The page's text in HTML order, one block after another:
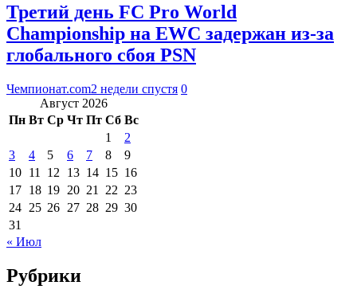
Третий день FC Pro World
Championship на EWC задержан из-за
глобального сбоя PSN
Чемпионат.com2 недели спустя 0
Август 2026
Пн Вт Ср Чт Пт Сб Вс
1
2
3
4 5 6 7 8
9
10 11 12 13 14 15 16
17 18 19 20 21 22 23
24 25 26 27 28 29 30
31
« Июл
Рубрики